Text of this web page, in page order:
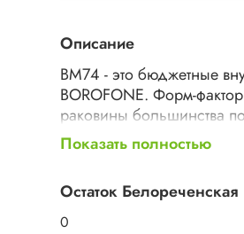
Описание
BM74 - это бюджетные
BOROFONE. Форм-
раковины большинства
присутствие почти
как для занятий
управлять громкостью,
запись голоса.
Показать полностью
Остаток Белореченская
0